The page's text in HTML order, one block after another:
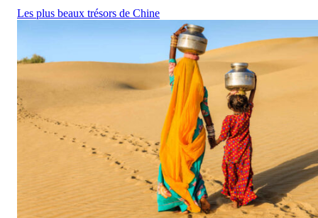
Les plus beaux trésors de Chine